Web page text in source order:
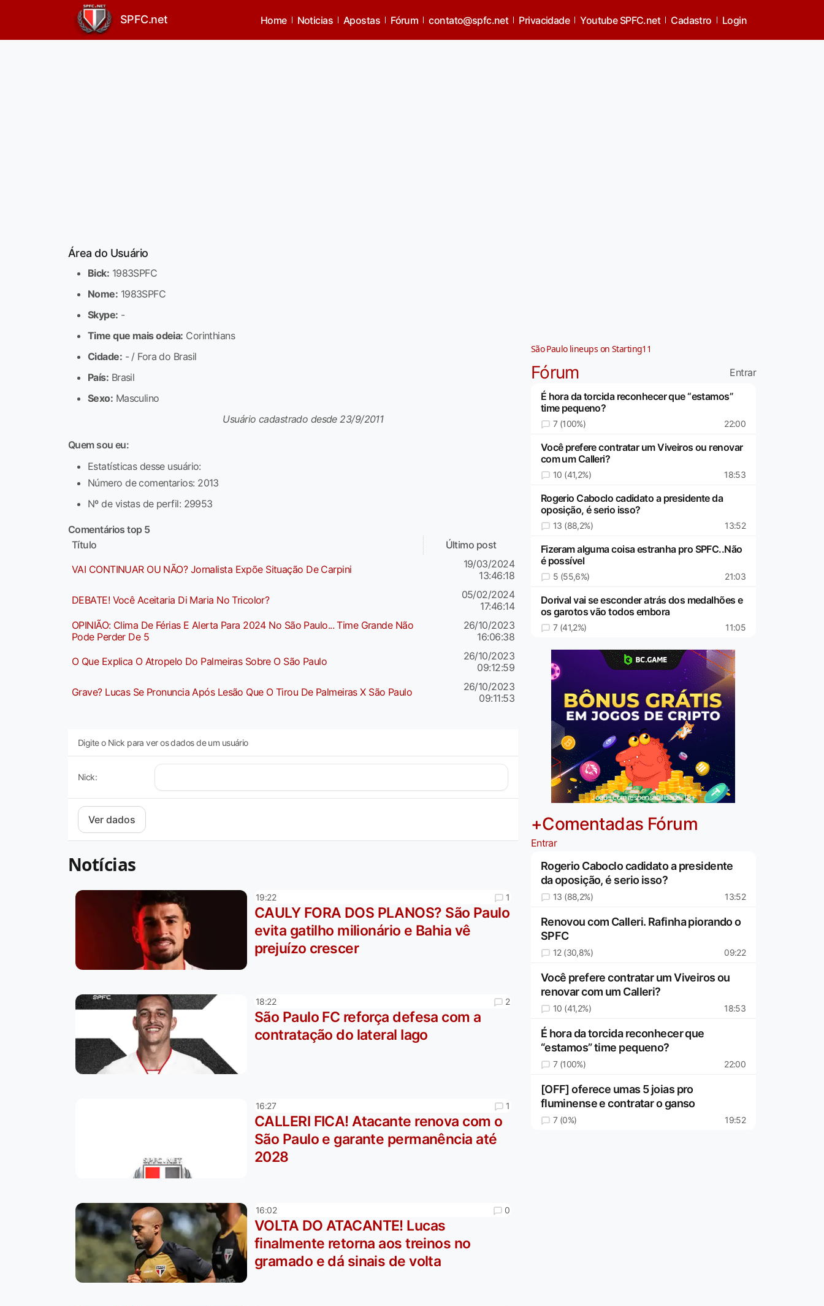
SPFC.net Home Noticias Apostas Fórum contato@spfc.net Privacidade Youtube SPFC.net Cadastro Login
Área do Usuário
Bick: 1983SPFC
Nome: 1983SPFC
Skype: -
Time que mais odeia: Corinthians
Cidade: - / Fora do Brasil
País: Brasil
Sexo: Masculino
Usuário cadastrado desde 23/9/2011
Quem sou eu:
Estatísticas desse usuário:
Número de comentarios: 2013
Nº de vistas de perfil: 29953
Comentários top 5
Título
Último post
VAI CONTINUAR OU NÃO? Jornalista Expõe Situação De Carpini
19/03/2024
13:46:18
DEBATE! Você Aceitaria Di Maria No Tricolor?
05/02/2024
17:46:14
OPINIÃO: Clima De Férias E Alerta Para 2024 No São Paulo... Time Grande Não
Pode Perder De 5
26/10/2023
16:06:38
O Que Explica O Atropelo Do Palmeiras Sobre O São Paulo
26/10/2023
09:12:59
Grave? Lucas Se Pronuncia Após Lesão Que O Tirou De Palmeiras X São Paulo
26/10/2023
09:11:53
Digite o Nick para ver os dados de um usuário
Nick:
Notícias
19:22 1
CAULY FORA DOS PLANOS? São Paulo
evita gatilho milionário e Bahia vê
prejuízo crescer
18:22 2
São Paulo FC reforça defesa com a
contratação do lateral Iago
16:27 1
CALLERI FICA! Atacante renova com o
São Paulo e garante permanência até
2028
16:02 0
VOLTA DO ATACANTE! Lucas
finalmente retorna aos treinos no
gramado e dá sinais de volta
São Paulo lineups on Starting11
Fórum
Entrar
É hora da torcida reconhecer que “estamos”
time pequeno?
7 (100%) 22:00
Você prefere contratar um Viveiros ou renovar
com um Calleri?
10 (41,2%) 18:53
Rogerio Caboclo cadidato a presidente da
oposição, é serio isso?
13 (88,2%) 13:52
Fizeram alguma coisa estranha pro SPFC..Não
é possível
5 (55,6%) 21:03
Dorival vai se esconder atrás dos medalhões e
os garotos vão todos embora
7 (41,2%) 11:05
Jogue com responsabilidade. 18+
+Comentadas Fórum
Entrar
Rogerio Caboclo cadidato a presidente
da oposição, é serio isso?
13 (88,2%) 13:52
Renovou com Calleri. Rafinha piorando o
SPFC
12 (30,8%) 09:22
Você prefere contratar um Viveiros ou
renovar com um Calleri?
10 (41,2%) 18:53
É hora da torcida reconhecer que
“estamos” time pequeno?
7 (100%) 22:00
[OFF] oferece umas 5 joias pro
fluminense e contratar o ganso
7 (0%) 19:52